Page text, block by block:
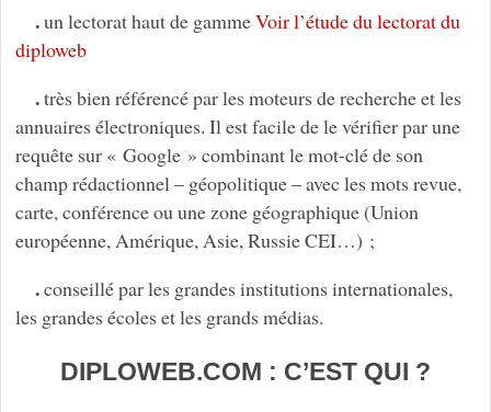
.un lectorat haut de gammeVoir l’étude du lectorat du
diploweb
.très bien référencé par les moteurs de recherche et les
annuaires électroniques. Il est facile de le vérifier par une
requête sur « Google » combinant le mot-clé de son
champ rédactionnel – géopolitique – avec les mots revue,
carte, conférence ou une zone géographique (Union
européenne, Amérique, Asie, Russie CEI…) ;
.conseillé par les grandes institutions internationales,
les grandes écoles et les grands médias.
DIPLOWEB.COM : C’EST QUI ?